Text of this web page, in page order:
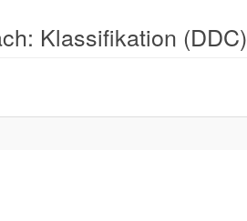
Klassifikation (DDC)